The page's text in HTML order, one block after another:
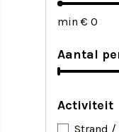
min €
Aantal
Activiteit
Strand /